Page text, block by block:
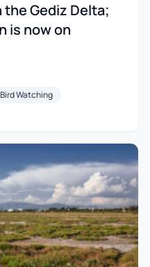
the Gediz Delta;
is now on
Bird Watching